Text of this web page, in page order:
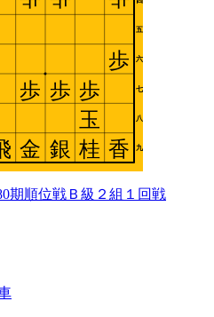
期順位戦Ｂ級２組１回戦